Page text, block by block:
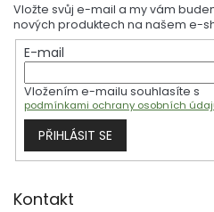
Vložte svůj e-mail a my vám
nových produktech na našem e-
E-mail
Vložením e-mailu souhlasíte s
podmínkami ochrany osobních
PŘIHLÁSIT SE
Kontakt